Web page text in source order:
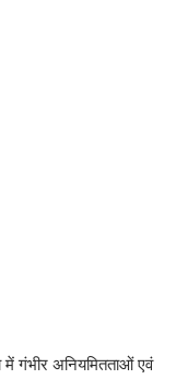
में गंभीर अनियमितताओं एवं